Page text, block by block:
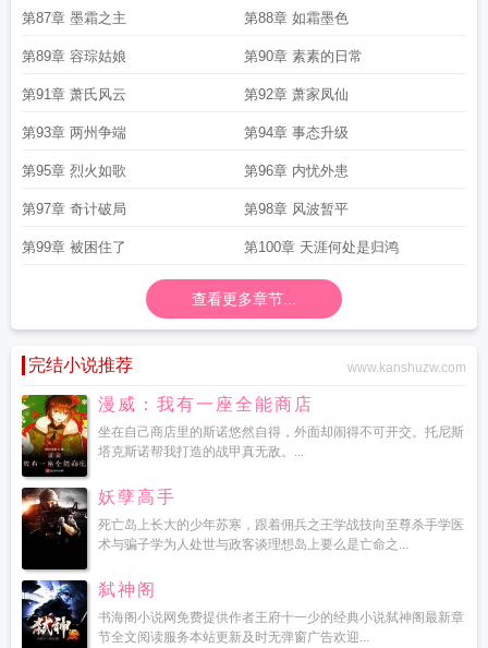
第87章 墨霜之主 第88章 如霜墨色
第89章 容琮姑娘 第90章 素素的日常
第91章 萧氏风云 第92章 萧家凤仙
第93章 两州争端 第94章 事态升级
第95章 烈火如歌 第96章 内忧外患
第97章 奇计破局 第98章 风波暂平
第99章 被困住了 第100章 天涯何处是归鸿
查看更多章节...
完结小说推荐 www.kanshuzw.com
漫威：我有一座全能商店
坐在自己商店里的斯诺悠然自得，外面却闹得不可开交。托尼斯
塔克斯诺帮我打造的战甲真无敌。...
妖孽高手
死亡岛上长大的少年苏寒，跟着佣兵之王学战技向至尊杀手学医
术与骗子学为人处世与政客谈理想岛上要么是亡命之...
弑神阁
书海阁小说网免费提供作者王府十一少的经典小说弑神阁最新章
节全文阅读服务本站更新及时无弹窗广告欢迎...